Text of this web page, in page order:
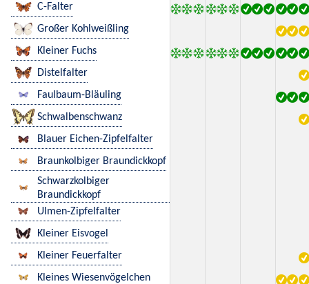
C-Falter
Großer Kohlweißling
Kleiner Fuchs
Distelfalter
Faulbaum-Bläuling
Schwalbenschwanz
Blauer Eichen-Zipfelfalter
Braunkolbiger Braundickkopf
Schwarzkolbiger
Braundickkopf
Ulmen-Zipfelfalter
Kleiner Eisvogel
Kleiner Feuerfalter
Kleines Wiesenvögelchen